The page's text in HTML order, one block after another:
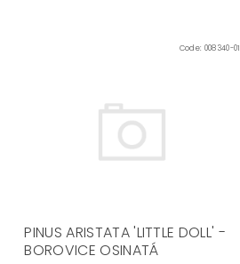
Code: 008340-01
PINUS ARISTATA 'LITTLE DOLL' -
BOROVICE OSINATÁ